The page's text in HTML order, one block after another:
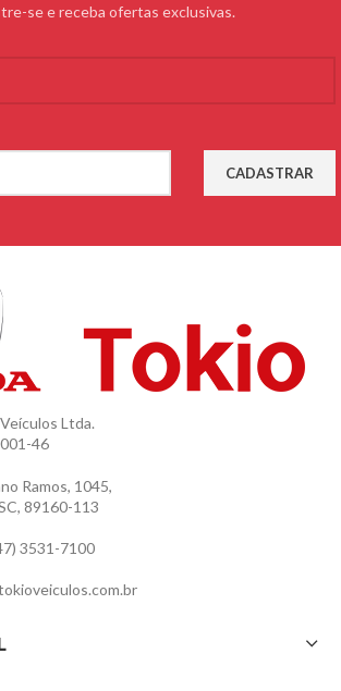
se e receba ofertas exclusivas.
Ltda.
46
Ramos, 1045,
89160-113
3531-7100